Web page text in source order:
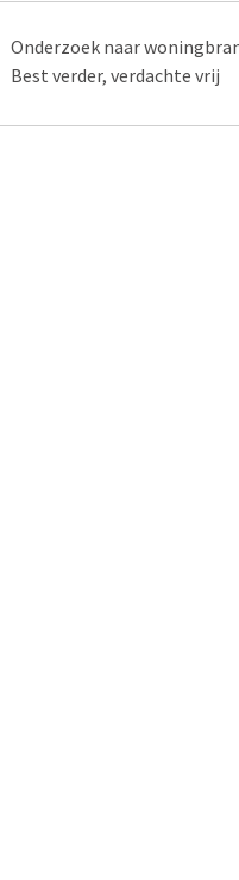
Onderzoek naar
Best verder, verdachte vrij